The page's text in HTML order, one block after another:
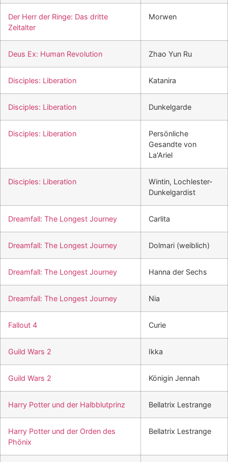
Der Herr der Ringe: Das dritte
Zeitalter
Morwen
Deus Ex: Human Revolution Zhao Yun Ru
Disciples: Liberation Katanira
Disciples: Liberation Dunkelgarde
Disciples: Liberation
Persönliche
Gesandte von
La'Ariel
Disciples: Liberation
Wintin, Lochlester-
Dunkelgardist
Dreamfall: The Longest Journey Carlita
Dreamfall: The Longest Journey Dolmari (weiblich)
Dreamfall: The Longest Journey Hanna der Sechs
Dreamfall: The Longest Journey Nia
Fallout 4 Curie
Guild Wars 2 Ikka
Guild Wars 2 Königin Jennah
Harry Potter und der Halbblutprinz Bellatrix Lestrange
Harry Potter und der Orden des
Phönix
Bellatrix Lestrange